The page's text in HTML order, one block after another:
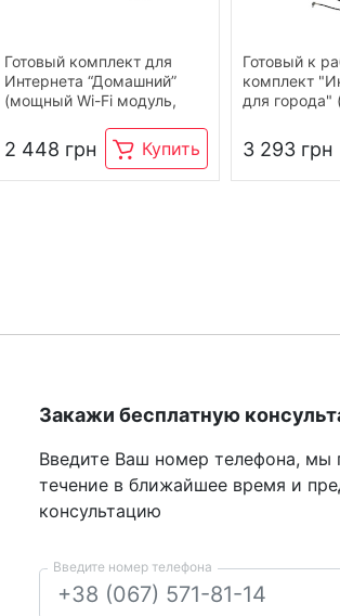
Готовый комплект для
Интернета “Домашний”
(мощный Wi-Fi модуль,
Huawei)
2 448 грн Купить
Готовый к
комплект
для города"
LTE
3 293 грн
Закажи бесплатную
Введите Ваш номер телефона, мы
течение в ближайшее время и
консультацию
Введите номер телефона